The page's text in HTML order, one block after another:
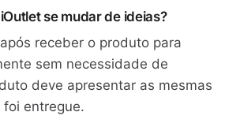
se mudar de ideias?
receber o produto para
sem necessidade de
deve apresentar as mesmas
foi entregue.